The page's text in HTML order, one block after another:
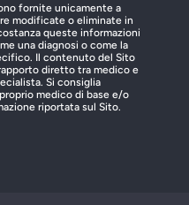
fornite unicamente a
modificate o eliminate in
queste informazioni
una diagnosi o come la
Il contenuto del Sito
diretto tra medico e
Si consiglia
medico di base e/o
riportata sul Sito.